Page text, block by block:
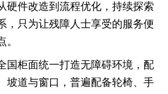
硬件改造到流程优化，持续探索
，只为让残障人士享受的服务便
国柜面统一打造无障碍环境，配
坡道与窗口，普遍配备轮椅、手